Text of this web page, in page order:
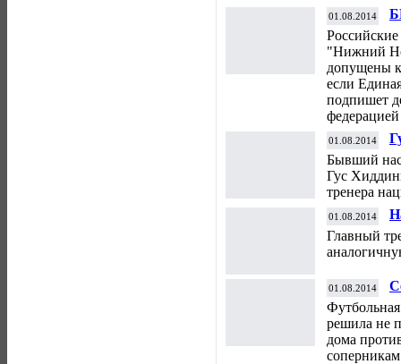
01.08.2014
"Нижний
допущены
если
подпишет
01.08.2014
Бывший
Гус
тренера
01.08.2014
Главный
01.08.2014
решила не
дома
соперникам